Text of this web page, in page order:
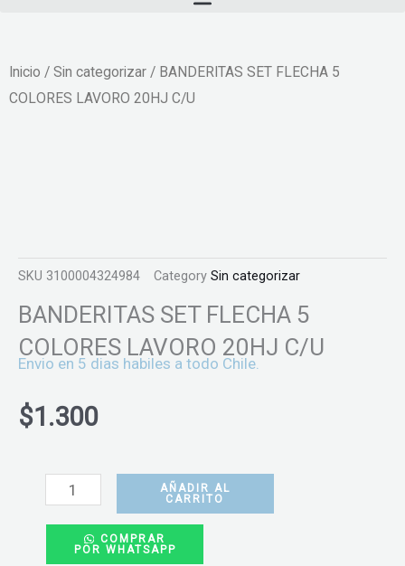
Inicio / Sin categorizar / BANDERITAS SET FLECHA 5
COLORES LAVORO 20HJ C/U
SKU 3100004324984 Category Sin categorizar
BANDERITAS SET FLECHA 5
COLORES LAVORO 20HJ C/U
Envio en 5 dias habiles a todo Chile.
$1.300
SET
AÑADIR AL
CARRITO
COMPRAR
POR WHATSAPP